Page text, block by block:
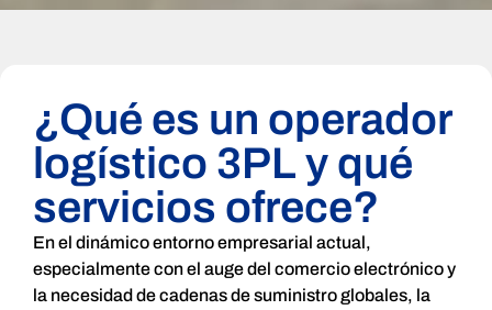
¿Qué es un operador
logístico 3PL y qué
servicios ofrece?
En el dinámico entorno empresarial actual,
especialmente con el auge del comercio electrónico y
la necesidad de cadenas de suministro globales, la